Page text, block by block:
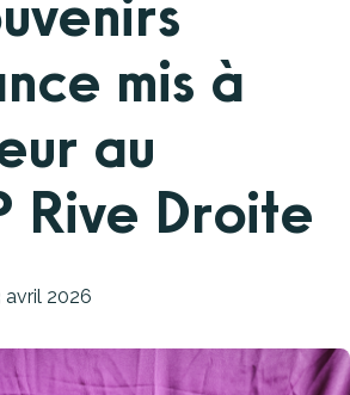
mis à
au
Rive Droite
avril 2026